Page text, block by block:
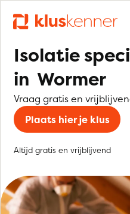
Isolatie
in Wormer
Vraag gratis en
Plaats hier je klus
Altijd gratis en vrijblijvend